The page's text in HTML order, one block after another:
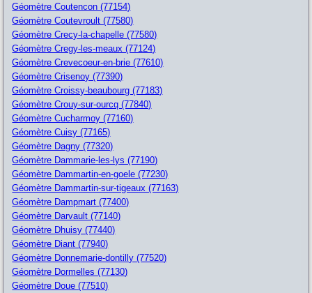
Géomètre Coutencon (77154)
Géomètre Coutevroult (77580)
Géomètre Crecy-la-chapelle (77580)
Géomètre Cregy-les-meaux (77124)
Géomètre Crevecoeur-en-brie (77610)
Géomètre Crisenoy (77390)
Géomètre Croissy-beaubourg (77183)
Géomètre Crouy-sur-ourcq (77840)
Géomètre Cucharmoy (77160)
Géomètre Cuisy (77165)
Géomètre Dagny (77320)
Géomètre Dammarie-les-lys (77190)
Géomètre Dammartin-en-goele (77230)
Géomètre Dammartin-sur-tigeaux (77163)
Géomètre Dampmart (77400)
Géomètre Darvault (77140)
Géomètre Dhuisy (77440)
Géomètre Diant (77940)
Géomètre Donnemarie-dontilly (77520)
Géomètre Dormelles (77130)
Géomètre Doue (77510)